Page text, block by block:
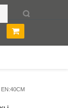
EN:40CM